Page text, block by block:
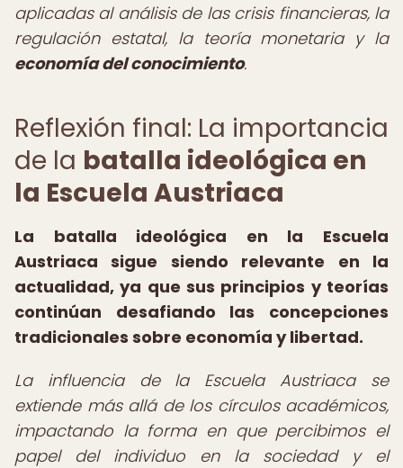
aplicadas al análisis de las crisis financieras, la
regulación estatal, la teoría monetaria y la
economía del conocimiento.
Reflexión final: La importancia
de la batalla ideológica en
la Escuela Austriaca
La batalla ideológica en la Escuela
Austriaca sigue siendo relevante en la
actualidad, ya que sus principios y teorías
continúan desafiando las concepciones
tradicionales sobre economía y libertad.
La influencia de la Escuela Austriaca se
extiende más allá de los círculos académicos,
impactando la forma en que percibimos el
papel del individuo en la sociedad y el